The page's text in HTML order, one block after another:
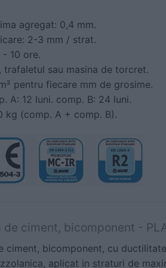
agregat: 0,4 mm.
2-3 mm / strat.
10 ore.
trafaletul sau masina de torcret.
pentru fiecare mm de grosime.
A: 12 luni. comp. B: 24 luni.
kg (comp. A + comp. B).
ciment, bicomponent -
ciment, bicomponent, cu
aplicat in straturi de